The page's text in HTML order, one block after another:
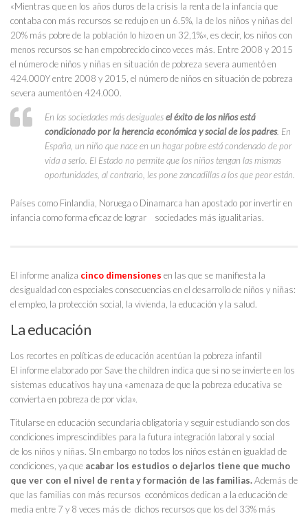
«Mientras que en los años duros de la crisis la renta de la infancia que
contaba con más recursos se redujo en un 6.5%, la de los niños y niñas del
20% más pobre de la población lo hizo en un 32,1%», es decir, los niños con
menos recursos se han empobrecido cinco veces más. Entre 2008 y 2015
el número de niños y niñas en situación de pobreza severa aumentó en
424.000Y entre 2008 y 2015, el número de niños en situación de pobreza
severa aumentó en 424.000.
En las sociedades más desigualesel éxito de los niños está
condicionado por la herencia económica y social de los padres. En
España, un niño que nace en un hogar pobre está condenado de por
vida a serlo. El Estado no permite que los niños tengan las mismas
oportunidades, al contrario, les pone zancadillas a los que peor están.
Países como Finlandia, Noruega o Dinamarca han apostado por invertir en
infancia como forma eficaz de lograr sociedades más igualitarias.
El informe analiza cinco dimensiones en las que se manifiesta la
desigualdad con especiales consecuencias en el desarrollo de niños y niñas:
el empleo, la protección social, la vivienda, la educación y la salud.
La educación
Los recortes en políticas de educación acentúan la pobreza infantil
El informe elaborado por Save the children indica que si no se invierte en los
sistemas educativos hay una «amenaza de que la pobreza educativa se
convierta en pobreza de por vida».
Titularse en educación secundaria obligatoria y seguir estudiando son dos
condiciones imprescindibles para la futura integración laboral y social
de los niños y niñas. SIn embargo no todos los niños están en igualdad de
condiciones, ya que acabar los estudios o dejarlos tiene que mucho
que ver con el nivel de renta y formación de las familias.Además de
que las familias con más recursos económicos dedican a la educación de
media entre 7 y 8 veces más de dichos recursos que los del 33% más